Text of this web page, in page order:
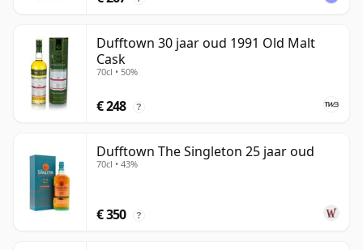
Dufftown 30 jaar oud 1991 Old Malt
Cask
70cl • 50%
€ 248 ?
Dufftown The Singleton 25 jaar oud
70cl • 43%
€ 350 ?